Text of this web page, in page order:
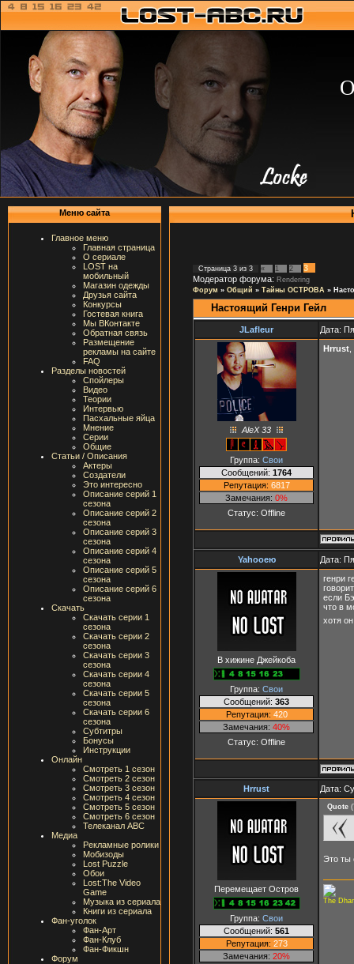
Меню сайта
Главное меню
Главная страница
О сериале
LOST на
мобильный
Магазин одежды
Друзья сайта
Конкурсы
Гостевая книга
Мы ВКонтакте
Обратная связь
Размещение
рекламы на сайте
FAQ
Разделы новостей
Спойлеры
Видео
Теории
Интервью
Пасхальные яйца
Мнение
Серии
Общие
Статьи / Описания
Актеры
Создатели
Это интересно
Описание серий 1
сезона
Описание серий 2
сезона
Описание серий 3
сезона
Описание серий 4
сезона
Описание серий 5
сезона
Описание серий 6
сезона
Скачать
Скачать серии 1
сезона
Скачать серии 2
сезона
Скачать серии 3
сезона
Скачать серии 4
сезона
Скачать серии 5
сезона
Скачать серии 6
сезона
Субтитры
Бонусы
Инструкции
Онлайн
Смотреть 1 сезон
Смотреть 2 сезон
Смотреть 3 сезон
Смотреть 4 сезон
Смотреть 5 сезон
Смотреть 6 сезон
Телеканал ABC
Медиа
Рекламные ролики
Мобизоды
Lost Puzzle
Обои
Lost:The Video
Game
Музыка из сериала
Книги из сериала
Фан-уголок
Фан-Арт
Фан-Клуб
Фан-Фикшн
Форум
Страница 3 из 3 « 1 2
3
Модератор форума: Rendering
Форум » Общий » Тайны ОСТРОВА »
Настоящий Генри Гейл
JLafleur Дата:
AleX 33
Группа: Свои
Сообщений: 1764
Репутация: 6817
Замечания: 0%
Статус: Offline
Hrrust
Yahooею Дата:
В хижине Джейкоба
Группа: Свои
Сообщений: 363
Репутация: 420
Замечания: 40%
Статус: Offline
генри
если
что в
хотя
Hrrust Дата:
Перемещает Остров
Группа: Свои
Сообщений: 561
Репутация: 273
Замечания: 20%
Quote (
Это ты
The